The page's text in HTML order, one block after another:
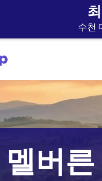
수천
크라이스
멜버